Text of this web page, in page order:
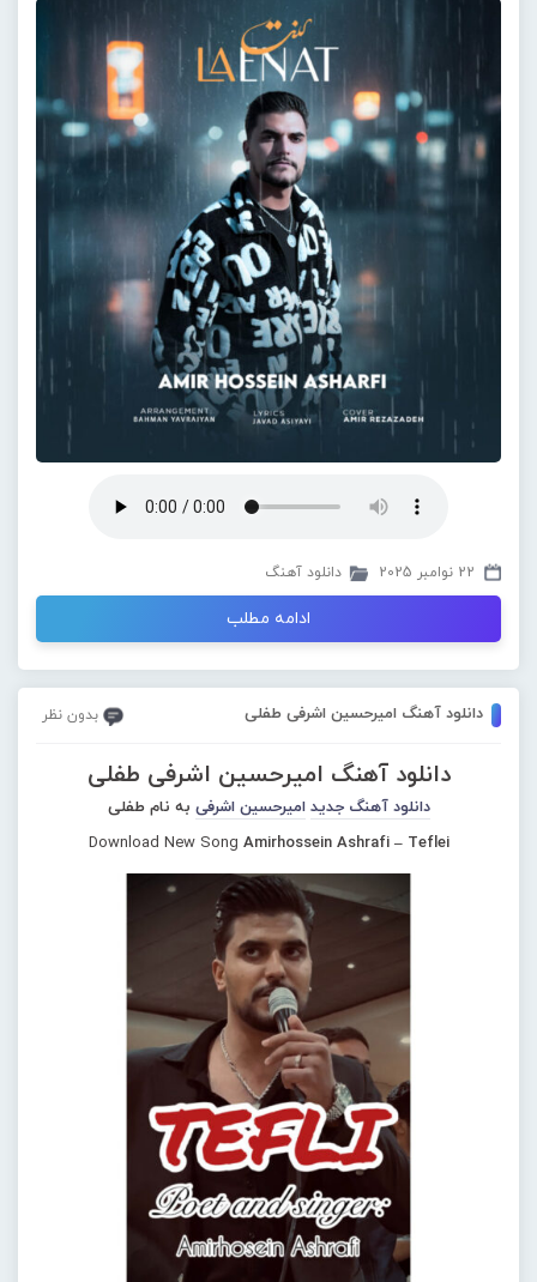
22 نوامبر 2025 دانلود آهنگ
ادامه مطلب
دانلود آهنگ امیرحسین اشرفی طفلی بدون نظر
دانلود آهنگ امیرحسین اشرفی طفلی
دانلود آهنگ جدید امیرحسین اشرفی به نام طفلی
Download New Song Amirhossein Ashrafi – Teflei